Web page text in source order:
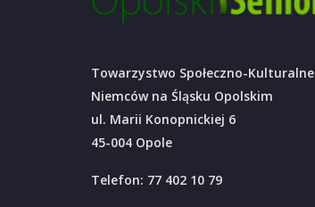
Towarzystwo Społeczno-Kulturalne
Niemców na Śląsku Opolskim
ul. Marii Konopnickiej 6
45-004 Opole
Telefon: 77 402 10 79